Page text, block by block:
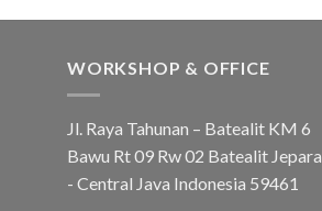
WORKSHOP & OFFICE
Jl. Raya Tahunan – Batealit KM 6
Bawu Rt 09 Rw 02 Batealit Jepara
- Central Java Indonesia 59461